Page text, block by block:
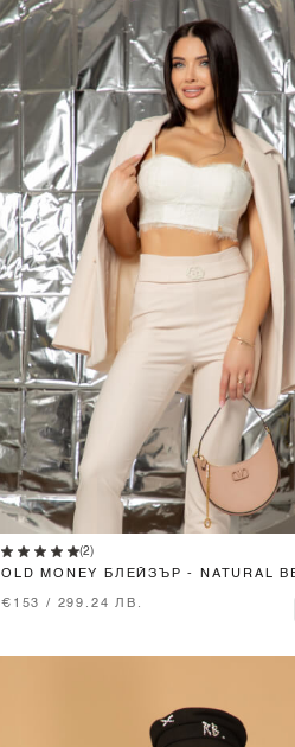
XS S M
(2)
OLD MONEY БЛЕЙЗЪР - NATURAL
€153 / 299.24 ЛВ.